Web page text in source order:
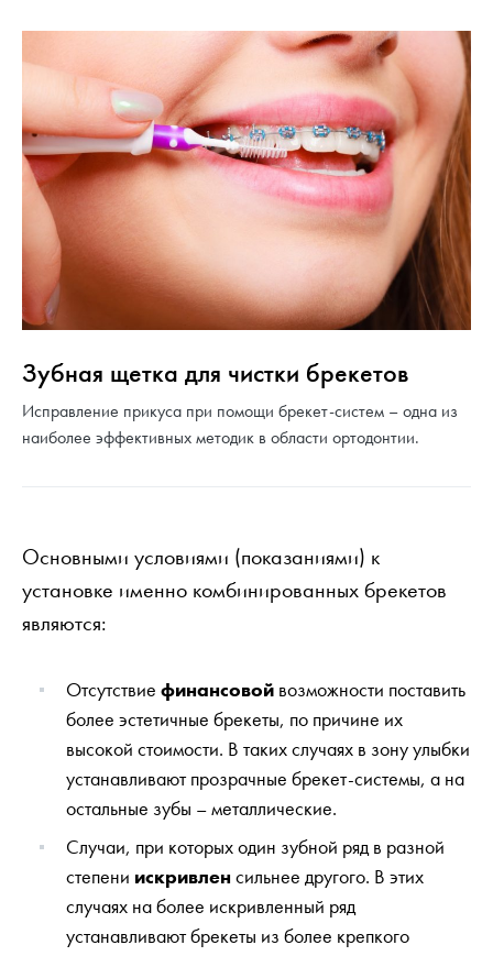
Зубная щетка для чистки брекетов
Исправление прикуса при помощи брекет-систем – одна из
наиболее эффективных методик в области ортодонтии.
Основными условиями (показаниями) к
установке именно комбинированных брекетов
являются:
Отсутствие финансовой возможности поставить
более эстетичные брекеты, по причине их
высокой стоимости. В таких случаях в зону улыбки
устанавливают прозрачные брекет-системы, а на
остальные зубы – металлические.
Случаи, при которых один зубной ряд в разной
степени искривленсильнее другого. В этих
случаях на более искривленный ряд
устанавливают брекеты из более крепкого